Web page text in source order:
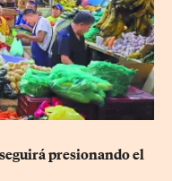
presionando el